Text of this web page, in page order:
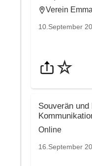
Verein
10.September
☆
Souverän
Online
16.September